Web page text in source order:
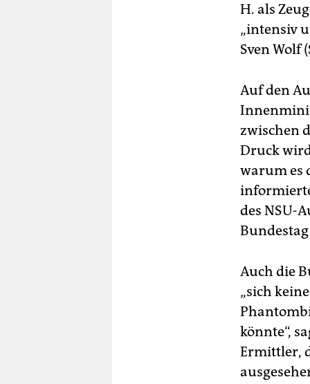
H. als
„intensiv
Sven Wolf
Auf den
zwischen
Druck
warum es
des NSU-
Auch die
„sich
könnte“,
Ermittler,